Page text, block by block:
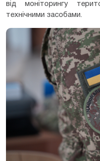
від моніторингу
технічними засобами.